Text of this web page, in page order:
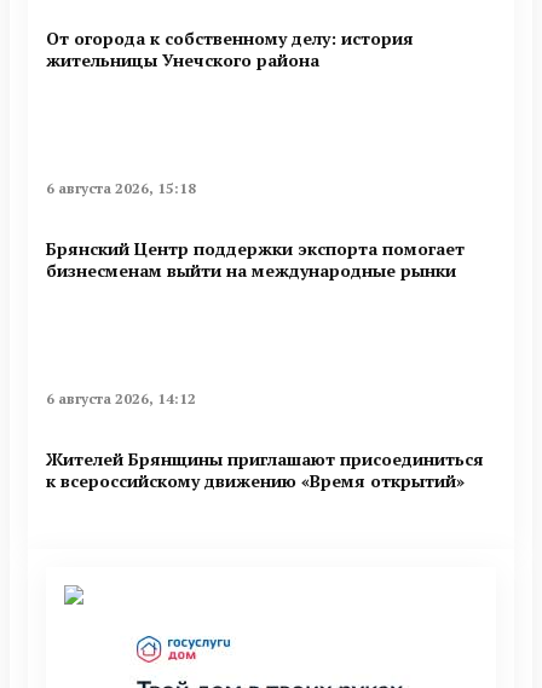
От огорода к собственному делу: история
жительницы Унечского района
6 августа 2026, 15:18
Брянский Центр поддержки экспорта помогает
бизнесменам выйти на международные рынки
6 августа 2026, 14:12
Жителей Брянщины приглашают присоединиться
к всероссийскому движению «Время открытий»